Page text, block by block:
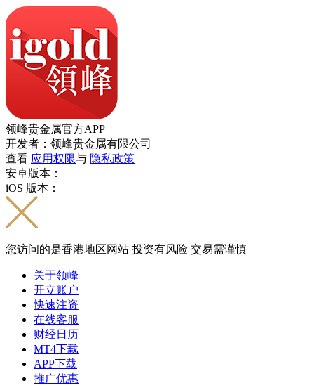
领峰贵金属官方APP
开发者：领峰贵金属有限公司
查看 应用权限与 隐私政策
安卓版本：
iOS 版本：
您访问的是香港地区网站 投资有风险 交易需谨慎
关于领峰
开立账户
快速注资
在线客服
财经日历
MT4下载
APP下载
推广优惠